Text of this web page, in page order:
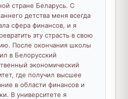
стране Беларусь. С
детства меня всегда
сфера финансов, и я
эту страсть в свою
После окончания школы
в Белорусский
экономический
где получил высшее
в области финансов и
В университете я